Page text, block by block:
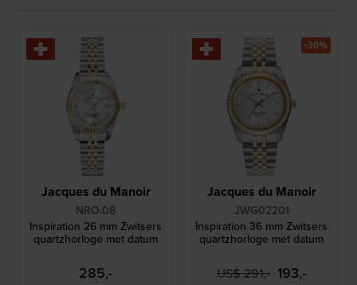
Jacques du Manoir
NRO.08
Inspiration 26 mm Zwitsers
quartzhorloge met datum
285,-
Jacques du Manoir
JWG02201
Inspiration 36 mm Zwitsers
quartzhorloge met datum
US$ 291,- 193,-
-30%